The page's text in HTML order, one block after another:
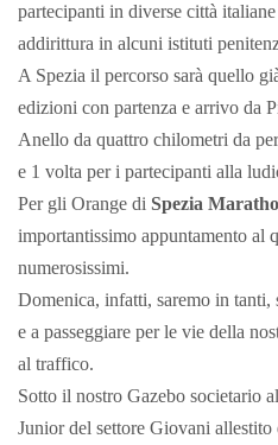
partecipanti in diverse città
addirittura in alcuni istituti
A Spezia il percorso sarà quello
edizioni con partenza e arrivo da
Anello da quattro chilometri da
e 1 volta per i partecipanti alla
Per gli Orange di Spezia
importantissimo appuntamento al
numerosissimi.
Domenica, infatti, saremo in
e a passeggiare per le vie della
al traffico.
Sotto il nostro Gazebo societario
Junior del settore Giovani